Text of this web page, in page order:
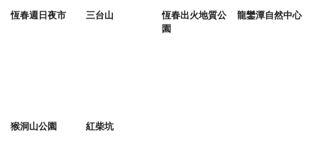
恆春週日夜市 三台山
恆春出火地質公
園
龍鑾潭自然中心
猴洞山公園 紅柴坑